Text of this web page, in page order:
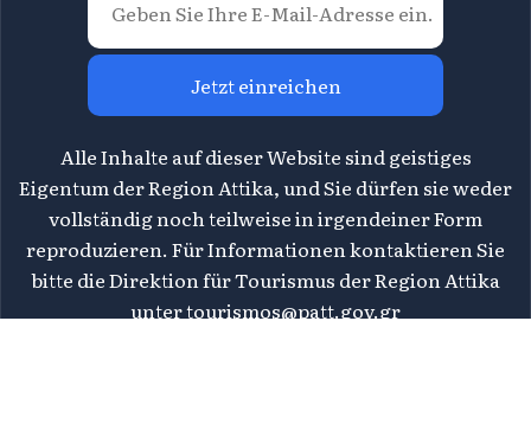
Jetzt einreichen
Alle Inhalte auf dieser Website sind geistiges
Eigentum der Region Attika, und Sie dürfen sie weder
vollständig noch teilweise in irgendeiner Form
reproduzieren. Für Informationen kontaktieren Sie
bitte die Direktion für Tourismus der Region Attika
untertourismos@patt.gov.gr